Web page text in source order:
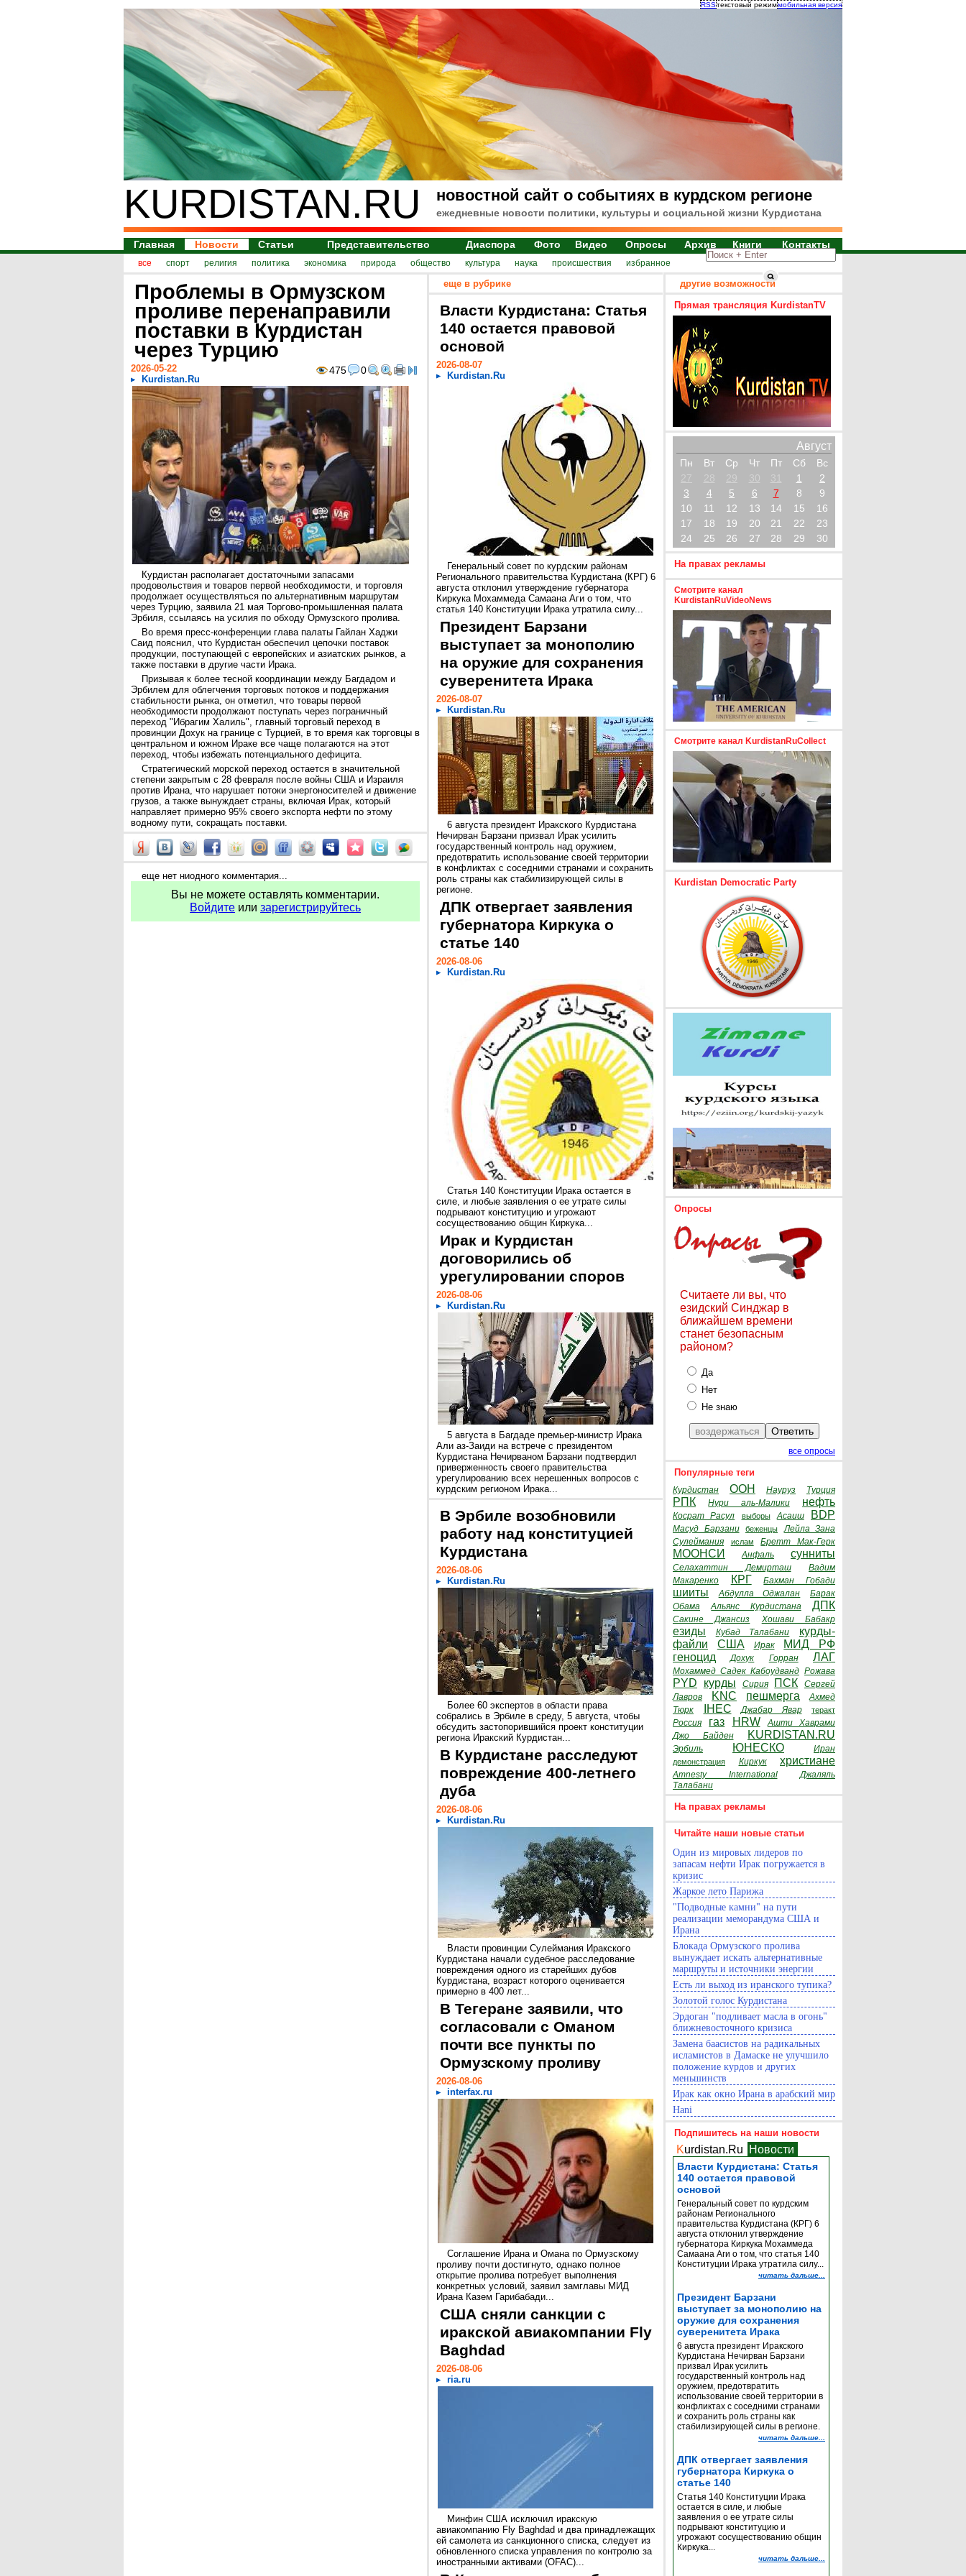
RSSтекстовый режиммобильная версия
KURDISTAN.RU новостной сайт о событиях в курдском регионе
ежедневные новости политики, культуры и социальной жизни Курдистана
Главная Новости Статьи Представительство Диаспора Фото Видео Опросы Архив Книги Контакты
все спорт религия политика экономика природа общество культура наука происшествия избранное
Проблемы в Ормузском
проливе перенаправили
поставки в Курдистан
через Турцию
475 0
2026-05-22
Kurdistan.Ru
Курдистан располагает достаточными запасами
продовольствия и товаров первой необходимости, и торговля
продолжает осуществляться по альтернативным маршрутам
через Турцию, заявила 21 мая Торгово-промышленная палата
Эрбиля, ссылаясь на усилия по обходу Ормузского пролива.
Во время пресс-конференции глава палаты Гайлан Хаджи
Саид пояснил, что Курдистан обеспечил цепочки поставок
продукции, поступающей с европейских и азиатских рынков, а
также поставки в другие части Ирака.
Призывая к более тесной координации между Багдадом и
Эрбилем для облегчения торговых потоков и поддержания
стабильности рынка, он отметил, что товары первой
необходимости продолжают поступать через пограничный
переход "Ибрагим Халиль", главный торговый переход в
провинции Дохук на границе с Турцией, в то время как торговцы в
центральном и южном Ираке все чаще полагаются на этот
переход, чтобы избежать потенциального дефицита.
Стратегический морской переход остается в значительной
степени закрытым с 28 февраля после войны США и Израиля
против Ирана, что нарушает потоки энергоносителей и движение
грузов, а также вынуждает страны, включая Ирак, который
направляет примерно 95% своего экспорта нефти по этому
водному пути, сокращать поставки.
еще нет ниодного комментария...
Вы не можете оставлять комментарии.
Войдите или зарегистрируйтесь
еще в рубрике
Власти Курдистана: Статья
140 остается правовой
основой
2026-08-07
Kurdistan.Ru
Генеральный совет по курдским районам
Регионального правительства Курдистана (КРГ) 6
августа отклонил утверждение губернатора
Киркука Мохаммеда Самаана Аги о том, что
статья 140 Конституции Ирака утратила силу...
Президент Барзани
выступает за монополию
на оружие для сохранения
суверенитета Ирака
2026-08-07
Kurdistan.Ru
6 августа президент Иракского Курдистана
Нечирван Барзани призвал Ирак усилить
государственный контроль над оружием,
предотвратить использование своей территории
в конфликтах с соседними странами и сохранить
роль страны как стабилизирующей силы в
регионе.
ДПК отвергает заявления
губернатора Киркука о
статье 140
2026-08-06
Kurdistan.Ru
Статья 140 Конституции Ирака остается в
силе, и любые заявления о ее утрате силы
подрывают конституцию и угрожают
сосуществованию общин Киркука...
Ирак и Курдистан
договорились об
урегулировании споров
2026-08-06
Kurdistan.Ru
5 августа в Багдаде премьер-министр Ирака
Али аз-Заиди на встрече с президентом
Курдистана Нечирваном Барзани подтвердил
приверженность своего правительства
урегулированию всех нерешенных вопросов с
курдским регионом Ирака...
В Эрбиле возобновили
работу над конституцией
Курдистана
2026-08-06
Kurdistan.Ru
Более 60 экспертов в области права
собрались в Эрбиле в среду, 5 августа, чтобы
обсудить застопорившийся проект конституции
региона Иракский Курдистан...
В Курдистане расследуют
повреждение 400-летнего
дуба
2026-08-06
Kurdistan.Ru
Власти провинции Сулеймания Иракского
Курдистана начали судебное расследование
повреждения одного из старейших дубов
Курдистана, возраст которого оценивается
примерно в 400 лет...
В Тегеране заявили, что
согласовали с Оманом
почти все пункты по
Ормузскому проливу
2026-08-06
interfax.ru
Соглашение Ирана и Омана по Ормузскому
проливу почти достигнуто, однако полное
открытие пролива потребует выполнения
конкретных условий, заявил замглавы МИД
Ирана Казем Гарибабади...
США сняли санкции с
иракской авиакомпании Fly
Baghdad
2026-08-06
ria.ru
Минфин США исключил иракскую
авиакомпанию Fly Baghdad и два принадлежащих
ей самолета из санкционного списка, следует из
обновленного списка управления по контролю за
иностранными активами (OFAC)...
другие возможности
Прямая трансляция KurdistanTV
Август
Пн Вт Ср Чт Пт Сб
Вс
27
28 29 30 31 1
2
3
4 5 6 7 8
9
10
11 12 13 14 15
16
17
18 19 20 21 22
23
24
25 26 27 28 29 30
На правах рекламы
Смотрите канал
KurdistanRuVideoNews
Смотрите канал KurdistanRuCollect
Kurdistan Democratic Party
Опросы
Считаете ли вы, что
езидский Синджар в
ближайшем времени
станет безопасным
районом?
Да
Нет
Не знаю
все опросы
Популярные теги
Курдистан ООН Науруз Турция
РПК Нури аль-Малики нефть
Косрат Расул выборы Асаиш BDP
Масуд Барзани беженцы
Лейла Зана
Сулеймания
ислам Бретт Мак-Герк
МООНСИ Анфаль сунниты
Селахаттин Демирташ
Вадим
Макаренко
КРГ Бахман Гобади
шииты Абдулла Оджалан
Барак
Обама
Альянс Курдистана ДПК
Сакине Джансиз Хошави Бабакр
езиды Кубад Талабани
курды-
файли
США Ирак
МИД РФ
геноцид
Дохук Горран ЛАГ
Мохаммед Садек Кабоудванд Рожава
PYD курды Сирия ПСК
Сергей
Лавров
KNC пешмерга
Ахмед
Тюрк
IHEC Джабар Явар теракт
Россия газ HRW
Ашти Хаврами
Джо Байден
KURDISTAN.RU
Эрбиль ЮНЕСКО Иран
демонстрация Киркук христиане
Amnesty International
Джаляль
Талабани
На правах рекламы
Читайте наши новые статьи
Один из мировых лидеров по
запасам нефти Ирак погружается в
кризис
Жаркое лето Парижа
"Подводные камни" на пути
реализации меморандума США и
Ирана
Блокада Ормузского пролива
вынуждает искать альтернативные
маршруты и источники энергии
Есть ли выход из иранского тупика?
Золотой голос Курдистана
Эрдоган "подливает масла в огонь"
ближневосточного кризиса
Замена баасистов на радикальных
исламистов в Дамаске не улучшило
положение курдов и других
меньшинств
Ирак как окно Ирана в арабский мир
Hani
Подпишитесь на наши новости
Kurdistan.Ru Новости
Власти Курдистана: Статья
140 остается правовой
основой
Генеральный совет по курдским
районам Регионального
правительства Курдистана (КРГ) 6
августа отклонил утверждение
губернатора Киркука Мохаммеда
Самаана Аги о том, что статья 140
Конституции Ирака утратила силу...
читать дальше...
Президент Барзани
выступает за монополию на
оружие для сохранения
суверенитета Ирака
6 августа президент Иракского
Курдистана Нечирван Барзани
призвал Ирак усилить
государственный контроль над
оружием, предотвратить
использование своей территории в
конфликтах с соседними странами
и сохранить роль страны как
стабилизирующей силы в регионе.
читать дальше...
ДПК отвергает заявления
губернатора Киркука о
статье 140
Статья 140 Конституции Ирака
остается в силе, и любые
заявления о ее утрате силы
подрывают конституцию и
угрожают сосуществованию общин
Киркука...
читать дальше...